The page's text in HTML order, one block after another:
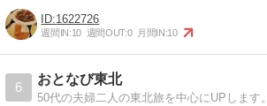
1622726
週間IN:10 週間OUT:0 月間IN:10
6
おとなび東北
50代の夫婦二人の東北旅を中心にUPします。